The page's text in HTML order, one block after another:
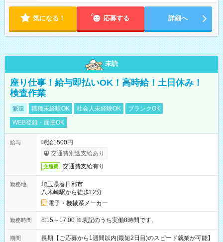
気になる！ 応募する 詳細へ
未読
座り仕事！給与即払いOK！高時給！土日休み！
検査作業
派遣 職種未経験OK 社会人未経験OK
ブランクOK
WEB登録・面接OK
給与
時給1500円
交通費別途支給あり
交通費 交通費支給有り
勤務地
埼玉県春日部市
八木崎駅から徒歩12分
電子・機械系メーカー
勤務時間 8:15～17:00 ※表記のうち実働8時間です。
期間
長期【ご応募から1週間以内(最短2日目)のスピード就業が可能】